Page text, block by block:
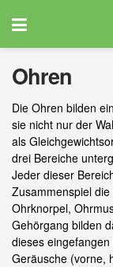
Ohren
Die Ohren bilden
sie nicht nur der
als
drei Bereiche
Jeder dieser
Zusammenspiel
Ohrknorpel,
Gehörgang bilden
dieses
Geräusche (vorne,